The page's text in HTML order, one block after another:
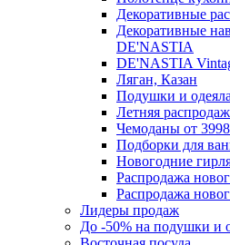
Декоративные
Декоративные
DE'NASTIA
DE'NASTIA
Ляган, Казан
Подушки и одеяла
Летняя
Чемоданы от
Подборки для
Новогодние
Распродажа
Распродажа
Лидеры продаж
До -50% на подушки и